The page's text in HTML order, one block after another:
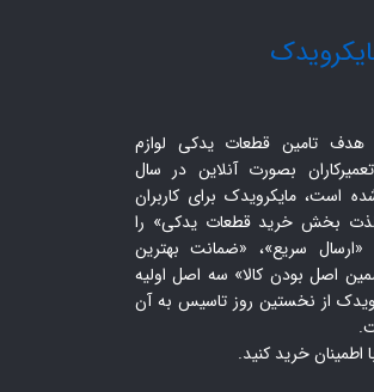
هدف تامین قطعات یدکی لوازم
بصورت آنلاین در سال
شده است، مایکرویدک برای کاربران
بخش خرید قطعات یدکی» را
«ارسال سریع»، «ضمانت بهترین
اصل بودن کالا» سه اصل اولیه
از نخستین روز تاسیس به آن
اطمینان خرید کنید.​​​​​​​